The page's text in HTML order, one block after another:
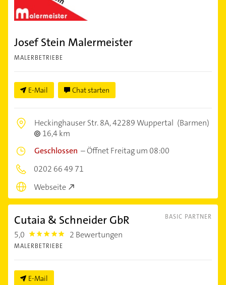
Josef Stein Malermeister
MALERBETRIEBE
E-Mail Chat starten
Heckinghauser Str. 8A,42289 Wuppertal (Barmen)
16,4 km
Geschlossen –Öffnet Freitag um 08:00
0202 66 49 71
Webseite
BASIC PARTNER
Cutaia & Schneider GbR
5,0 5.0 2 Bewertungen
MALERBETRIEBE
E-Mail